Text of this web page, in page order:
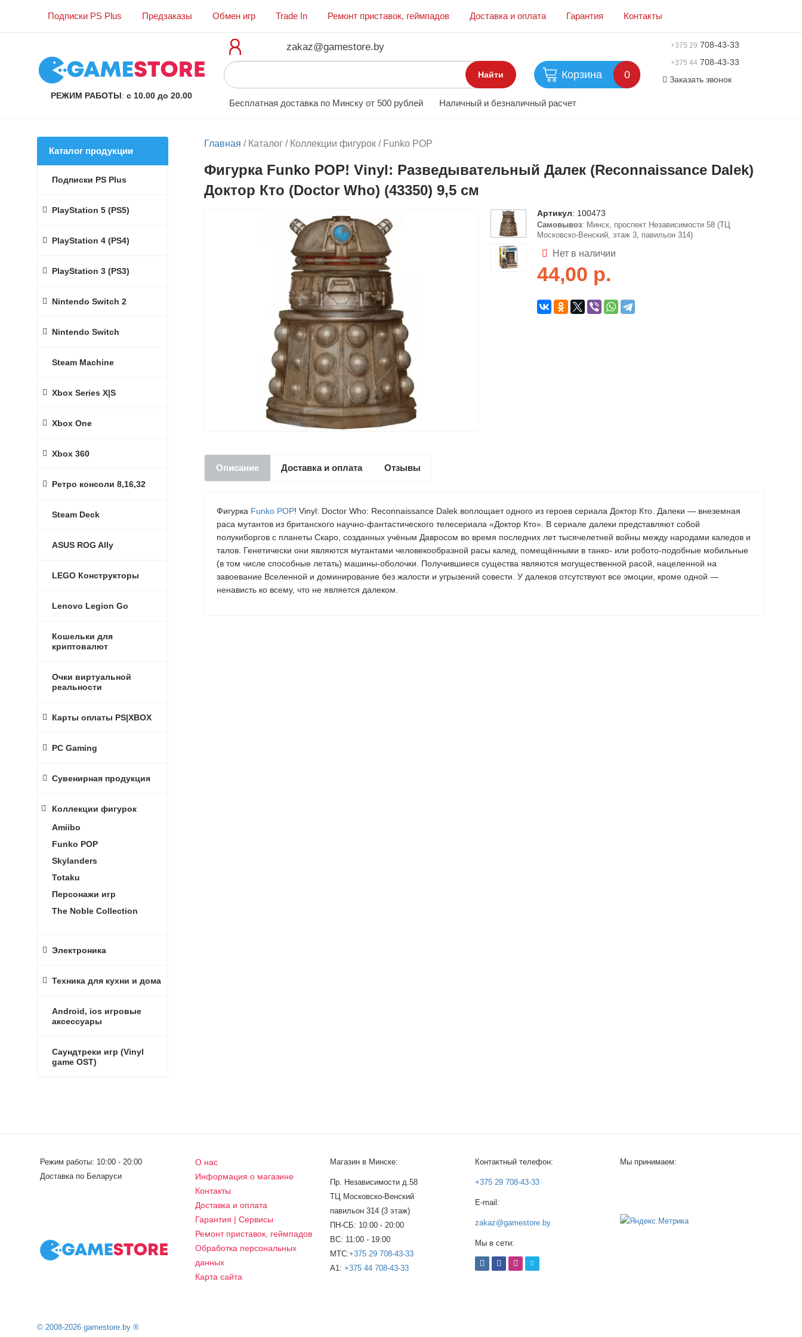
Подписки PS Plus Предзаказы Обмен игр Trade In Ремонт приставок, геймпадов Доставка и оплата Гарантия Контакты
РЕЖИМ РАБОТЫ: с 10.00 до 20.00
zakaz@gamestore.by
Найти Корзина 0
+375 29 708-43-33
+375 44708-43-33
Заказать звонок
Бесплатная доставка по Минску от 500 рублей Наличный и безналичный расчет
Главная / Каталог / Коллекции фигурок / Funko POP
Фигурка Funko POP! Vinyl: Разведывательный Далек (Reconnaissance Dalek)
Доктор Кто (Doctor Who) (43350) 9,5 см
Артикул: 100473
Самовывоз: Минск, проспект Независимости 58 (ТЦ
Московско-Венский, этаж 3, павильон 314)
Нет в наличии
44,00 р.
Описание Доставка и оплата Отзывы
Фигурка Funko POP! Vinyl: Doctor Who: Reconnaissance Dalek воплощает одного из героев сериала Доктор Кто. Далеки — внеземная
раса мутантов из британского научно-фантастического телесериала «Доктор Кто». В сериале далеки представляют собой
полукиборгов с планеты Скаро, созданных учёным Давросом во время последних лет тысячелетней войны между народами каледов и
талов. Генетически они являются мутантами человекообразной расы калед, помещёнными в танко- или робото-подобные мобильные
(в том числе способные летать) машины-оболочки. Получившиеся существа являются могущественной расой, нацеленной на
завоевание Вселенной и доминирование без жалости и угрызений совести. У далеков отсутствуют все эмоции, кроме одной —
ненависть ко всему, что не является далеком.
Каталог продукции
Подписки PS Plus
PlayStation 5 (PS5)
PlayStation 4 (PS4)
PlayStation 3 (PS3)
Nintendo Switch 2
Nintendo Switch
Steam Machine
Xbox Series X|S
Xbox One
Xbox 360
Ретро консоли 8,16,32
Steam Deck
ASUS ROG Ally
LEGO Конструкторы
Lenovo Legion Go
Кошельки для
криптовалют
Очки виртуальной
реальности
Карты оплаты PS|XBOX
PC Gaming
Сувенирная продукция
Коллекции фигурок
Amiibo
Funko POP
Skylanders
Totaku
Персонажи игр
The Noble Collection
Электроника
Техника для кухни и дома
Android, ios игровые
аксессуары
Саундтреки игр (Vinyl
game OST)
Режим работы: 10:00 - 20:00
Доставка по Беларуси
© 2008-2026 gamestore.by ®
О нас
Информация о магазине
Контакты
Доставка и оплата
Гарантия | Сервисы
Ремонт приставок, геймпадов
Обработка персональных
данных
Карта сайта
Магазин в Минске:
Пр. Независимости д.58
ТЦ Московско-Венский
павильон 314 (3 этаж)
ПН-СБ: 10:00 - 20:00
ВС: 11:00 - 19:00
МТС:+375 29 708-43-33
A1:+375 44 708-43-33
Контактный телефон:
+375 29 708-43-33
E-mail:
zakaz@gamestore.by
Мы в сети:
Мы принимаем: